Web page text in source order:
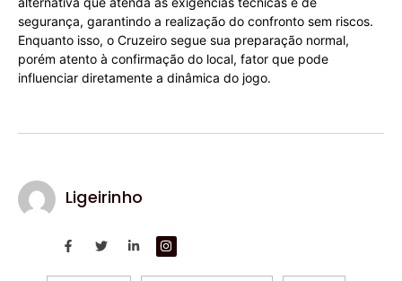
segurança, garantindo a realização do confronto sem riscos.
Enquanto isso, o Cruzeiro segue sua preparação normal,
porém atento à confirmação do local, fator que pode
influenciar diretamente a dinâmica do jogo.
Ligeirinho